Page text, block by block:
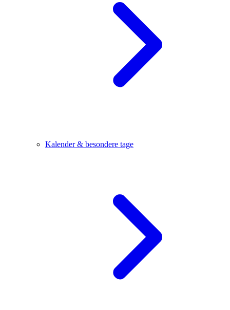
Kalender & besondere tage